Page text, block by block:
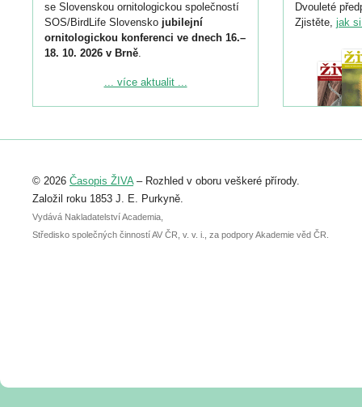
se Slovenskou ornitologickou společností
SOS/BirdLife Slovensko jubilejní
ornitologickou konferenci ve dnech 16.–
18. 10. 2026 v Brně.
Podrobnější informace ke konferenci
Registrovat se můžete do 6. září.
abstraktu přihlášené přednášky nebo
posteru je už 30. června.
... více aktualit ...
Dvouleté
Zjistěte, jak
© 2026 Časopis ŽIVA– Rozhled v oboru veškeré přírody.
Založil roku 1853 J. E. Purkyně.
Vydává Nakladatelství Academia,
Středisko společných činností AV ČR, v. v. i., za podpory Akademie věd ČR.